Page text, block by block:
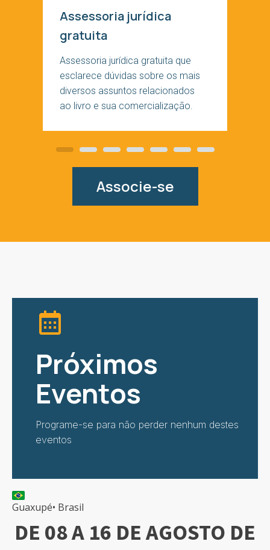
Assessoria jurídica
gratuita
Assessoria jurídica gratuita que
esclarece dúvidas sobre os mais
diversos assuntos relacionados
ao livro e sua comercialização.
Slide Slide Slide Slide Slide Slide Slide
Associe-se
Próximos
Eventos
Programe-se para não perder nenhum destes
eventos
Guaxupé• Brasil
DE 08 A 16 DE AGOSTO DE